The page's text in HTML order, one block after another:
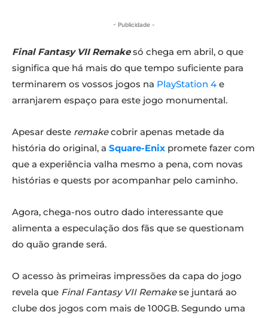
- Publicidade -
Final Fantasy VII Remakesó chega em abril, o que
significa que há mais do que tempo suficiente para
terminarem os vossos jogos na PlayStation 4 e
arranjarem espaço para este jogo monumental.
Apesar deste remakecobrir apenas metade da
história do original, a Square-Enix promete fazer com
que a experiência valha mesmo a pena, com novas
histórias e quests por acompanhar pelo caminho.
Agora, chega-nos outro dado interessante que
alimenta a especulação dos fãs que se questionam
do quão grande será.
O acesso às primeiras impressões da capa do jogo
revela que Final Fantasy VII Remakese juntará ao
clube dos jogos com mais de 100GB. Segundo uma